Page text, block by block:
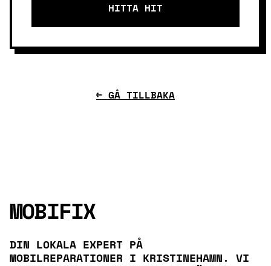
HITTA HIT
← GÅ TILLBAKA
MOBIFIX
DIN LOKALA EXPERT PÅ
MOBILREPARATIONER I KRISTINEHAMN. VI